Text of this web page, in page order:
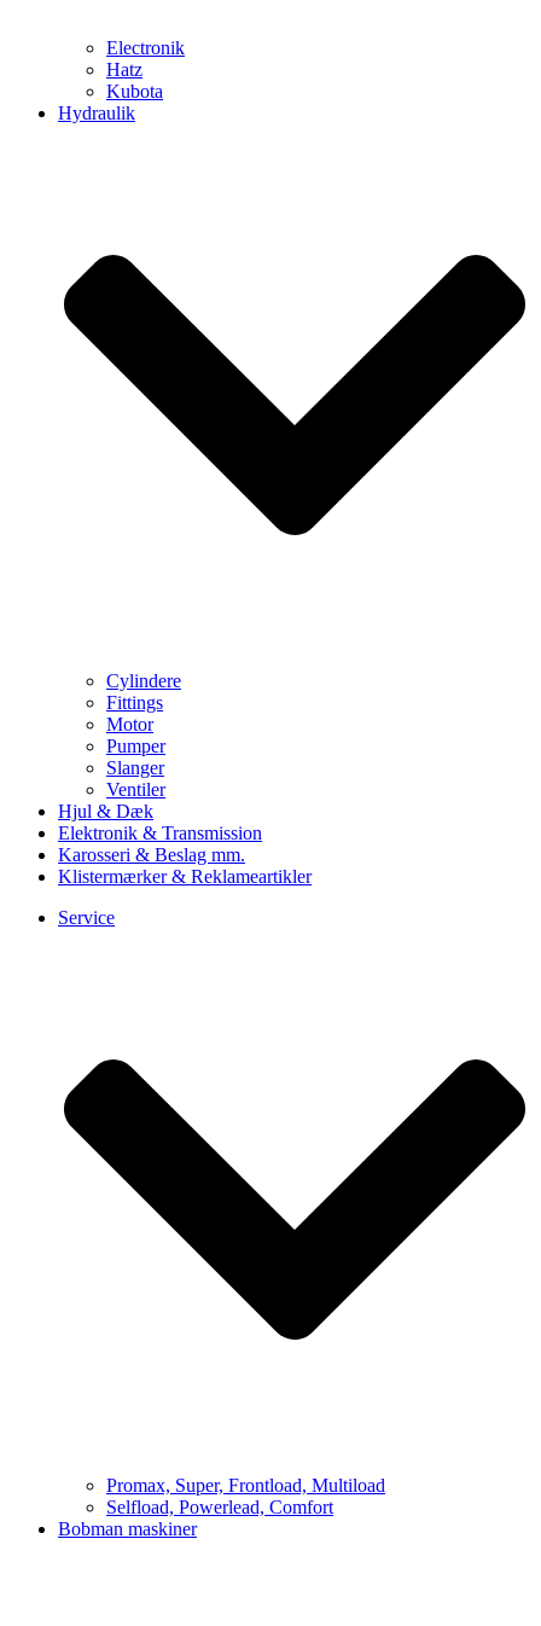
Electronik
Hatz
Kubota
Hydraulik
Cylindere
Fittings
Motor
Pumper
Slanger
Ventiler
Hjul & Dæk
Elektronik & Transmission
Karosseri & Beslag mm.
Klistermærker & Reklameartikler
Service
Promax, Super, Frontload, Multiload
Selfload, Powerlead, Comfort
Bobman maskiner